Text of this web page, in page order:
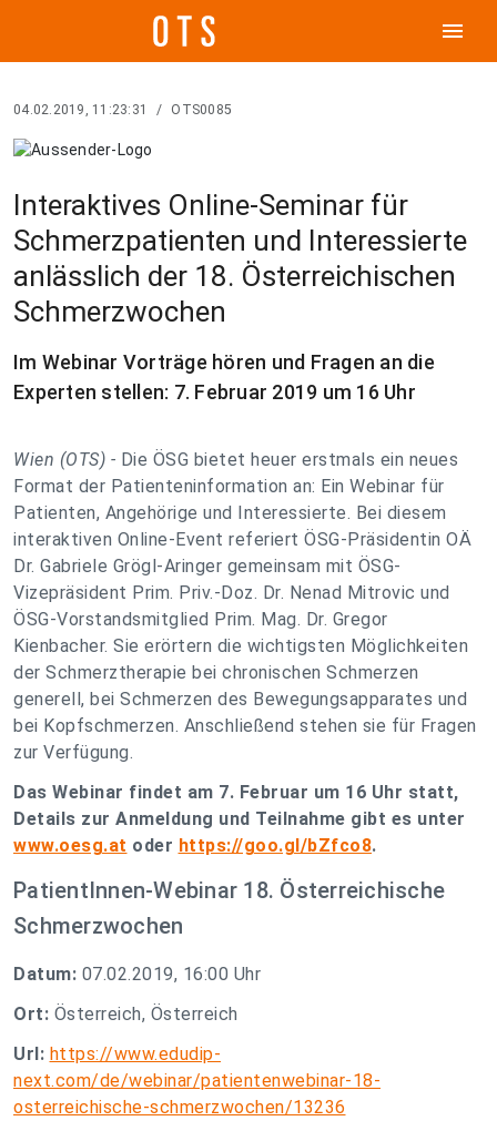
menu
04.02.2019, 11:23:31 / OTS0085
Interaktives Online-Seminar für
Schmerzpatienten und Interessierte
anlässlich der 18. Österreichischen
Schmerzwochen
Im Webinar Vorträge hören und Fragen an die
Experten stellen: 7. Februar 2019 um 16 Uhr
Wien (OTS) - Die ÖSG bietet heuer erstmals ein neues
Format der Patienteninformation an: Ein Webinar für
Patienten, Angehörige und Interessierte. Bei diesem
interaktiven Online-Event referiert ÖSG-Präsidentin OÄ
Dr. Gabriele Grögl-Aringer gemeinsam mit ÖSG-
Vizepräsident Prim. Priv.-Doz. Dr. Nenad Mitrovic und
ÖSG-Vorstandsmitglied Prim. Mag. Dr. Gregor
Kienbacher. Sie erörtern die wichtigsten Möglichkeiten
der Schmerztherapie bei chronischen Schmerzen
generell, bei Schmerzen des Bewegungsapparates und
bei Kopfschmerzen. Anschließend stehen sie für Fragen
zur Verfügung.
Das Webinar findet am 7. Februar um 16 Uhr statt,
Details zur Anmeldung und Teilnahme gibt es unter
www.oesg.at oder https://goo.gl/bZfco8.
PatientInnen-Webinar 18. Österreichische
Schmerzwochen
Datum: 07.02.2019, 16:00 Uhr
Ort: Österreich, Österreich
Url: https://www.edudip-
next.com/de/webinar/patientenwebinar-18-
osterreichische-schmerzwochen/13236